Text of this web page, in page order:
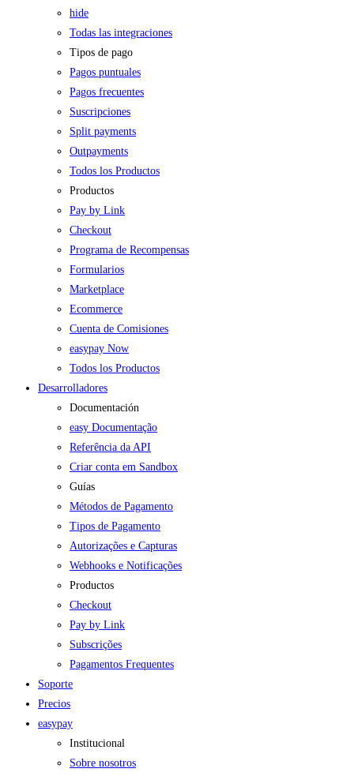
hide
Todas las integraciones
Tipos de pago
Pagos puntuales
Pagos frecuentes
Suscripciones
Split payments
Outpayments
Todos los Productos
Productos
Pay by Link
Checkout
Programa de Recompensas
Formularios
Marketplace
Ecommerce
Cuenta de Comisiones
easypay Now
Todos los Productos
Desarrolladores
Documentación
easy Documentação
Referência da API
Criar conta em Sandbox
Guías
Métodos de Pagamento
Tipos de Pagamento
Autorizações e Capturas
Webhooks e Notificações
Productos
Checkout
Pay by Link
Subscrições
Pagamentos Frequentes
Soporte
Precios
easypay
Institucional
Sobre nosotros